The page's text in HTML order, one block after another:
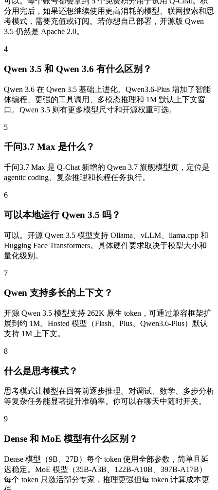
分用完后，如果还想继续使用更高消耗的模型、联网搜索和思
考模式，需要充值或订阅。若你想自己部署，开源版 Qwen
3.5 仍然是 Apache 2.0。
4
Qwen 3.5 和 Qwen 3.6 有什么区别？
Qwen 3.6 在 Qwen 3.5 基础上进化。Qwen3.6-Plus 增加了智能
体编程、更强的工具调用、多模态推理和 1M 默认上下文窗
口。Qwen 3.5 则有更多模型尺寸和开源权重可选。
5
千问3.7 Max 是什么？
千问3.7 Max 是 Q-Chat 新增的 Qwen 3.7 旗舰模型页，定位是
agentic coding、复杂推理和长程任务执行。
6
可以本地运行 Qwen 3.5 吗？
可以。开源 Qwen 3.5 模型支持 Ollama、vLLM、llama.cpp 和
Hugging Face Transformers。具体硬件要求取决于模型大小和
量化级别。
7
Qwen 支持多长的上下文？
开源 Qwen 3.5 模型支持 262K 原生 token，可通过兼容框架扩
展到约 1M。Hosted 模型（Flash、Plus、Qwen3.6-Plus）默认
支持 1M 上下文。
8
什么是思考模式？
思考模式让模型在回答前逐步推理。对调试、数学、多步分析
等复杂任务能显著提升准确率。你可以在聊天中随时开关。
9
Dense 和 MoE 模型有什么区别？
Dense 模型（9B、27B）每个 token 使用全部参数，简单且延
迟稳定。MoE 模型（35B-A3B、122B-A10B、397B-A17B）
每个 token 只激活部分专家，推理更强但每 token 计算成本更